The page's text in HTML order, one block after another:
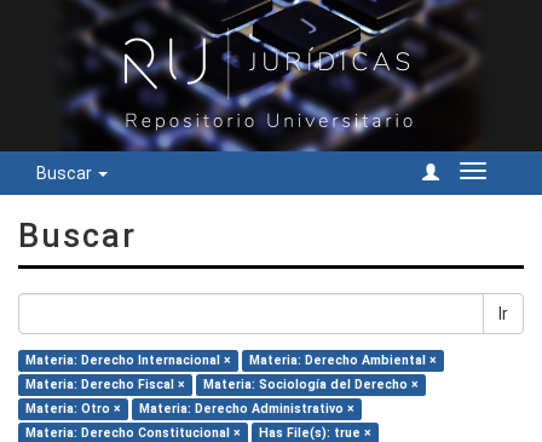
Buscar
Cambiar
Buscar
Ir
Materia: Derecho Internacional ×
Materia: Derecho Ambiental ×
Materia: Derecho Fiscal ×
Materia: Sociología del Derecho ×
Materia: Otro ×
Materia: Derecho Administrativo ×
Materia: Derecho Constitucional ×
Has File(s): true ×